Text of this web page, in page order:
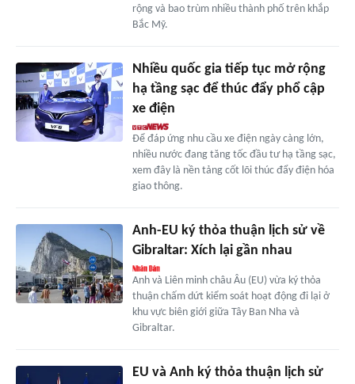
rộng và bao trùm nhiều thành phố trên khắp
Bắc Mỹ.
Nhiều quốc gia tiếp tục mở rộng
hạ tầng sạc để thúc đẩy phổ cập
xe điện
Để đáp ứng nhu cầu xe điện ngày càng lớn,
nhiều nước đang tăng tốc đầu tư hạ tầng sạc,
xem đây là nền tảng cốt lõi thúc đẩy điện hóa
giao thông.
Anh-EU ký thỏa thuận lịch sử về
Gibraltar: Xích lại gần nhau
Anh và Liên minh châu Âu (EU) vừa ký thỏa
thuận chấm dứt kiểm soát hoạt động đi lại ở
khu vực biên giới giữa Tây Ban Nha và
Gibraltar.
EU và Anh ký thỏa thuận lịch sử